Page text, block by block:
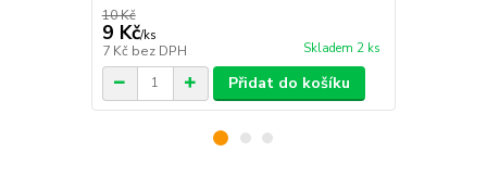
10 Kč
9 Kč/ks
7 Kč bez DPH Skladem 2 ks
Přidat do košíku